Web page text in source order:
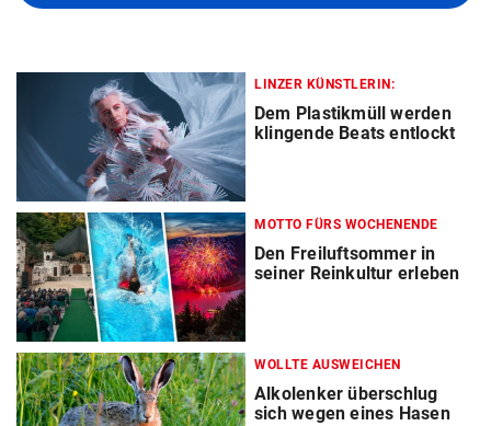
LINZER KÜNSTLERIN:
Dem Plastikmüll werden
klingende Beats entlockt
MOTTO FÜRS WOCHENENDE
Den Freiluftsommer in
seiner Reinkultur erleben
WOLLTE AUSWEICHEN
Alkolenker überschlug
sich wegen eines Hasen